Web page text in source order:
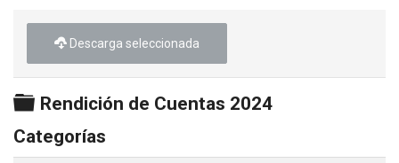
Descarga seleccionada
Carpeta
Rendición de Cuentas 2024
Categorías